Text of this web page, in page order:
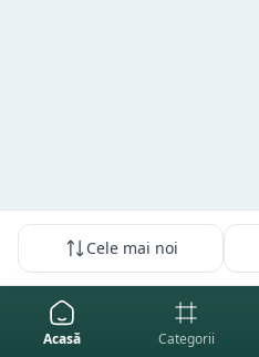
Cele mai noi
Acasă Categorii